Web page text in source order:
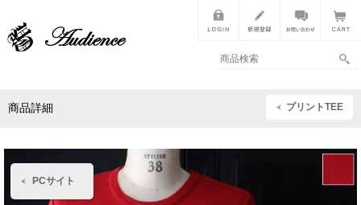
PCサイト
商品詳細 プリントTEE